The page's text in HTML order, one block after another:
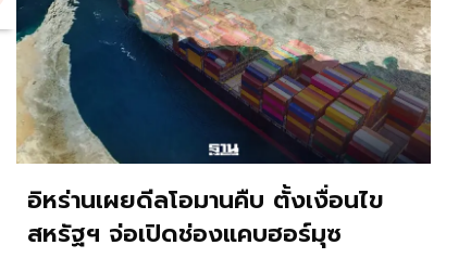
อิหร่านเผยดีลโอมานคืบ ตั้งเงื่อนไข
สหรัฐฯ จ่อเปิดช่องแคบฮอร์มุซ